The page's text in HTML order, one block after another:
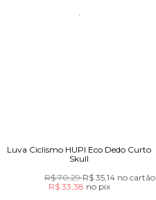
Luva Ciclismo HUPI Eco Dedo Curto
Skull
R$ 70,29R$ 35,14 no cartão
R$ 33,38 no pix